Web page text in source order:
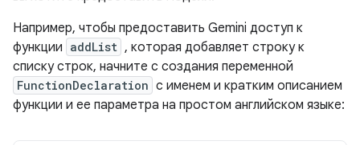
Например, чтобы предоставить Gemini доступ к
функции addList , которая добавляет строку к
списку строк, начните с создания переменной
FunctionDeclaration с именем и кратким описанием
функции и ее параметра на простом английском языке: